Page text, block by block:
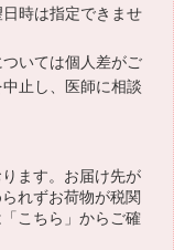
時は指定できませ
いては個人差がご
止し、医師に相談
ます。お届け先が
れずお荷物が税関
こちら 」からご確